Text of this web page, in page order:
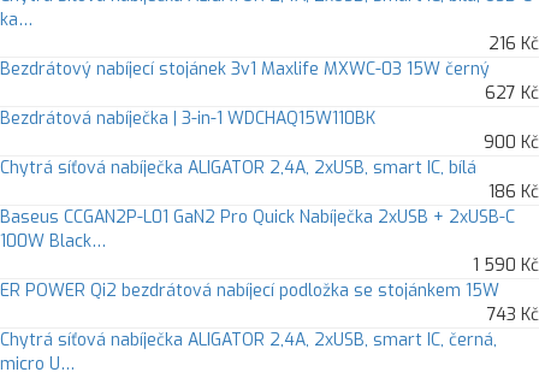
ka…
216 Kč
Bezdrátový nabíjecí stojánek 3v1 Maxlife MXWC-03 15W černý
627 Kč
Bezdrátová nabíječka | 3-in-1 WDCHAQ15W110BK
900 Kč
Chytrá síťová nabíječka ALIGATOR 2,4A, 2xUSB, smart IC, bílá
186 Kč
Baseus CCGAN2P-L01 GaN2 Pro Quick Nabíječka 2xUSB + 2xUSB-C
100W Black…
1 590 Kč
ER POWER Qi2 bezdrátová nabíjecí podložka se stojánkem 15W
743 Kč
Chytrá síťová nabíječka ALIGATOR 2,4A, 2xUSB, smart IC, černá,
micro U…